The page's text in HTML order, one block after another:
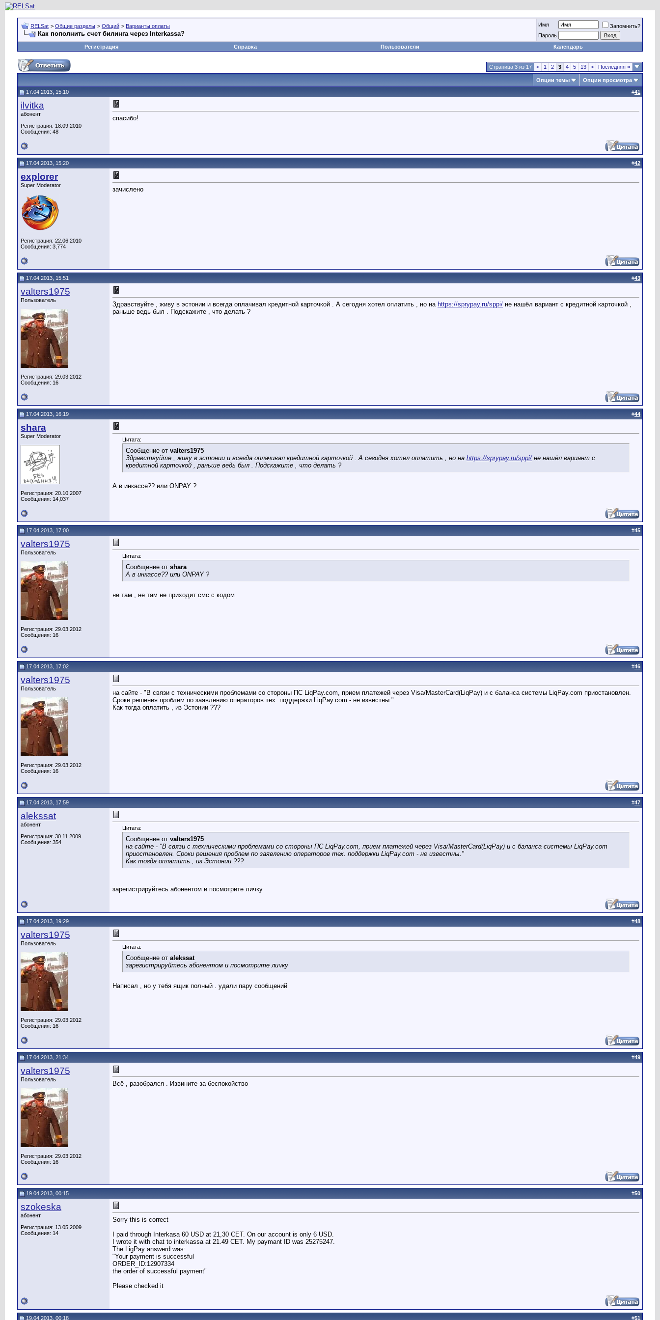
RELSat > Общие разделы > Общий > Варианты оплаты
Как пополнить счет билинга через Interkassa?
Имя
Запомнить?
Пароль
Регистрация
Справка Пользователи Календарь
Страница 3 из 17 < 1 2 3 4 5 13 > Последняя »
Опции темы
Опции просмотра
17.04.2013, 15:10
#41
ilvitka
абонент
Регистрация: 18.09.2010
Сообщения: 48
спасибо!
17.04.2013, 15:20 #42
explorer
Super Moderator
Регистрация: 22.06.2010
Сообщения: 3,774
зачислено
17.04.2013, 15:51 #43
valters1975
Пользователь
Регистрация: 29.03.2012
Сообщения: 16
Здравствуйте , живу в эстонии и всегда оплачивал кредитной карточкой . А сегодня хотел оплатить , но на https://sprypay.ru/sppi/ не нашёл вариант с кредитной карточкой ,
раньше ведь был . Подскажите , что делать ?
17.04.2013, 16:19 #44
shara
Super Moderator
Регистрация: 20.10.2007
Сообщения: 14,037
Цитата:
Сообщение от valters1975
Здравствуйте , живу в эстонии и всегда оплачивал кредитной карточкой . А сегодня хотел оплатить , но на https://sprypay.ru/sppi/не нашёл вариант с
кредитной карточкой , раньше ведь был . Подскажите , что делать ?
А в инкассе?? или ONPAY ?
17.04.2013, 17:00 #45
valters1975
Пользователь
Регистрация: 29.03.2012
Сообщения: 16
Цитата:
Сообщение от shara
А в инкассе?? или ONPAY ?
не там , не там не приходит смс с кодом
17.04.2013, 17:02 #46
valters1975
Пользователь
Регистрация: 29.03.2012
Сообщения: 16
на сайте - "В связи с техническими проблемами со стороны ПС LiqPay.com, прием платежей через Visa/MasterCard(LiqPay) и с баланса системы LiqPay.com приостановлен.
Сроки решения проблем по заявлению операторов тех. поддержки LiqPay.com - не известны."
Как тогда оплатить , из Эстонии ???
17.04.2013, 17:59 #47
alekssat
абонент
Регистрация: 30.11.2009
Сообщения: 354
Цитата:
Сообщение от valters1975
на сайте - "В связи с техническими проблемами со стороны ПС LiqPay.com, прием платежей через Visa/MasterCard(LiqPay) и с баланса системы LiqPay.com
приостановлен. Сроки решения проблем по заявлению операторов тех. поддержки LiqPay.com - не известны."
Как тогда оплатить , из Эстонии ???
зарегистрируйтесь абонентом и посмотрите личку
17.04.2013, 19:29 #48
valters1975
Пользователь
Регистрация: 29.03.2012
Сообщения: 16
Цитата:
Сообщение от alekssat
зарегистрируйтесь абонентом и посмотрите личку
Написал , но у тебя ящик полный . удали пару сообщений
17.04.2013, 21:34 #49
valters1975
Пользователь
Регистрация: 29.03.2012
Сообщения: 16
Всё , разобрался . Извините за беспокойство
19.04.2013, 00:15 #50
szokeska
абонент
Регистрация: 13.05.2009
Сообщения: 14
Sorry this is correct
I paid through Interkasa 60 USD at 21,30 CET. On our account is only 6 USD.
I wrote it with chat to interkassa at 21.49 CET. My paymant ID was 25275247.
The LigPay answerd was:
"Your payment is successful
ORDER_ID:12907334
the order of successful payment"
Please checked it
19.04.2013, 00:18 #51